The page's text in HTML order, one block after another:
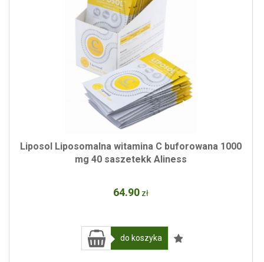
Liposol Liposomalna witamina C buforowana 1000
mg 40 saszetekk Aliness
64.90 zł
do koszyka